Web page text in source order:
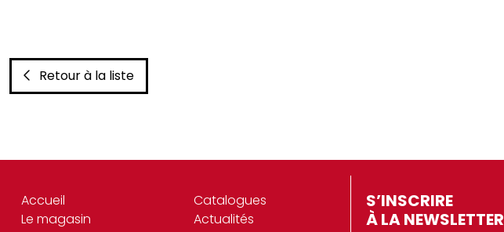
Retour à la liste
Accueil
Le magasin
Catalogues
Actualités
S’INSCRIRE
À LA NEWSLETTER